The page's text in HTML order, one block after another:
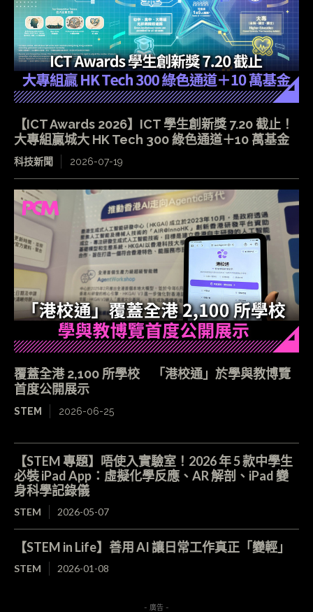
【ICT Awards 2026】ICT 學生創新獎 7.20 截止！
大專組贏城大 HK Tech 300 綠色通道＋10 萬基金
科技新聞 2026-07-19
覆蓋全港 2,100 所學校 「港校通」於學與教博覽
首度公開展示
STEM 2026-06-25
【STEM 專題】唔使入實驗室！2026 年 5 款中學生
必裝 iPad App：虛擬化學反應、AR 解剖、iPad 變
身科學記錄儀
STEM 2026-05-07
【STEM in Life】善用 AI 讓日常工作真正「變輕」
STEM 2026-01-08
- 廣告 -